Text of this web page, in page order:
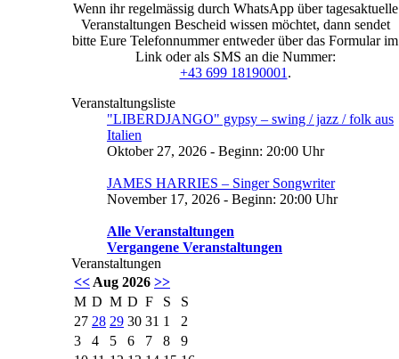
Wenn ihr regelmässig durch WhatsApp über tagesaktuelle
Veranstaltungen Bescheid wissen möchtet, dann sendet
bitte Eure Telefonnummer entweder über das Formular im
Link oder als SMS an die Nummer:
+43 699 18190001 .
Veranstaltungsliste
"LIBERDJANGO" gypsy – swing / jazz / folk aus
Italien
Oktober 27, 2026 - Beginn: 20:00 Uhr
JAMES HARRIES – Singer Songwriter
November 17, 2026 - Beginn: 20:00 Uhr
Alle Veranstaltungen
Vergangene Veranstaltungen
Veranstaltungen
<< Aug 2026 >>
M D M D F S
S
27 28 29 30 31 1
2
3
4 5 6 7 8
9